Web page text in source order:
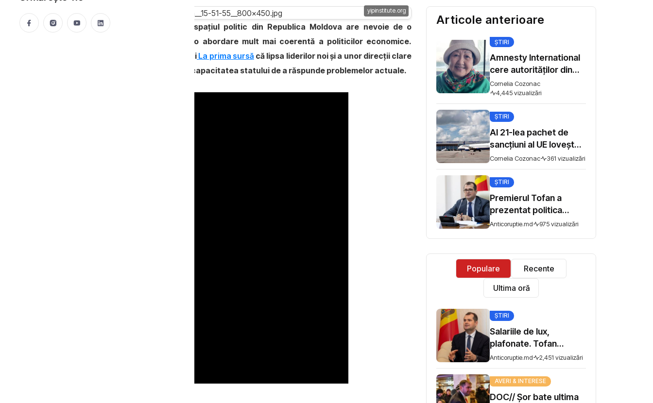
yipinstitute.org
În opinia expertului Valeriu Pașa, spațiul politic din Republica Moldova are nevoie de o
regenerare a clasei politice și de o abordare mult mai coerentă a politicilor economice.
Acesta susține în cadrul podcastului La prima sursă că lipsa liderilor noi și a unor direcții clare
de dezvoltare economică limitează capacitatea statului de a răspunde problemelor actuale.
Articole anterioare
ȘTIRI
Amnesty International
cere autorităților din
Kârgâzstan să
înceteze intimidarea
activiștilor pentru
libertatea întrunirilor
pașnice
Cornelia Cozonac
4,445 vizualizări
ȘTIRI
Al 21-lea pachet de
sancțiuni al UE lovește
sudul Rusiei: bănci,
aeroporturi și flota din
umbră
Cornelia Cozonac 361 vizualizări
ȘTIRI
Premierul Tofan a
prezentat politica
fiscală pentru
avocado să fie taxat la
fel ca un măr din
Moldova”
Anticoruptie.md 975 vizualizări
Populare
Recente
Ultima oră
ȘTIRI
Salariile de lux,
plafonate. Tofan
propune moratoriu
pentru prime și
bonusuri
Anticoruptie.md 2,451 vizualizări
AVERI & INTERESE
DOC// Șor bate ultima